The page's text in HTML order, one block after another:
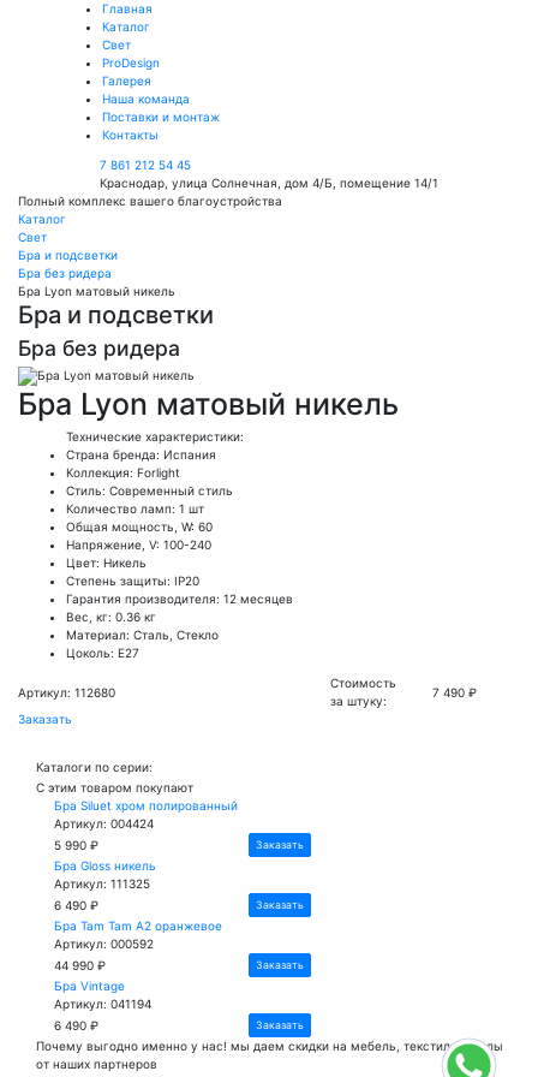
Главная
Каталог
Свет
ProDesign
Галерея
Наша команда
Поставки и монтаж
Контакты
7 861 212 54 45
Краснодар, улица Солнечная, дом 4/Б, помещение 14/1
Полный комплекс вашего благоустройства
Каталог
Свет
Бра и подсветки
Бра без ридера
Бра Lyon матовый никель
Бра и подсветки
Бра без ридера
Бра Lyon матовый никель
Технические характеристики:
Страна бренда: Испания
Коллекция: Forlight
Стиль: Современный стиль
Количество ламп: 1 шт
Общая мощность, W: 60
Напряжение, V: 100-240
Цвет: Никель
Степень защиты: IP20
Гарантия производителя: 12 месяцев
Вес, кг: 0.36 кг
Материал: Сталь, Стекло
Цоколь: E27
Артикул: 112680
Стоимость
за штуку:
7 490 ₽
Заказать
Каталоги по серии:
С этим товаром покупают
Бра Siluet хром полированный
Артикул: 004424
5 990 ₽
Заказать
Бра Gloss никель
Артикул: 111325
6 490 ₽
Заказать
Бра Tam Tam A2 оранжевое
Артикул: 000592
44 990 ₽
Заказать
Бра Vintage
Артикул: 041194
6 490 ₽
Заказать
Почему выгодноименно у нас! мы даем скидки на мебель, текстиль и полы
от наших партнеров